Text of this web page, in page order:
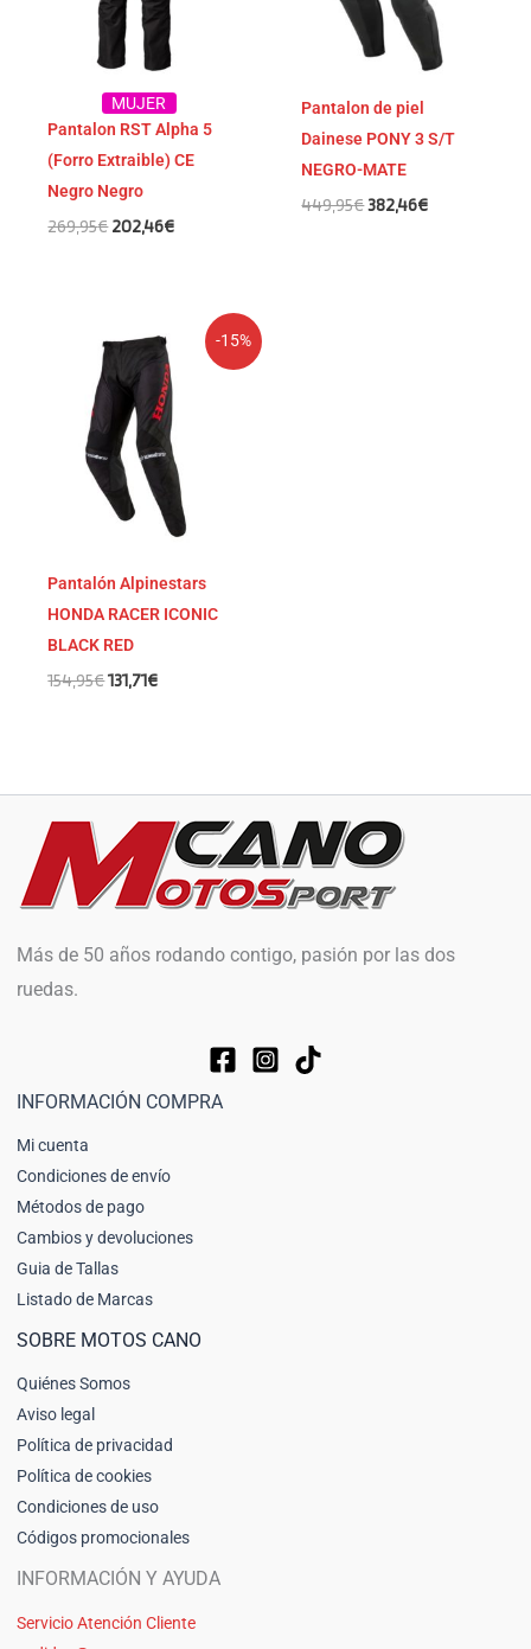
MUJER
Pantalon RST Alpha 5
(Forro Extraible) CE
Negro Negro
269,95€202,46€
Pantalon de piel
Dainese PONY 3 S/T
NEGRO-MATE
449,95€382,46€
-15%
Pantalón Alpinestars
HONDA RACER ICONIC
BLACK RED
154,95€
precio
original
era:
154,95€.
131,71€
El
precio
actual
es:
131,71€.
Más de 50 años rodando contigo, pasión por las dos
ruedas.
INFORMACIÓN COMPRA
Mi cuenta
Condiciones de envío
Métodos de pago
Cambios y devoluciones
Guia de Tallas
Listado de Marcas
SOBRE MOTOS CANO
Quiénes Somos
Aviso legal
Política de privacidad
Política de cookies
Condiciones de uso
Códigos promocionales
INFORMACIÓN Y AYUDA
Servicio Atención Cliente